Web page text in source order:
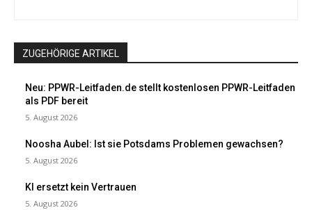
ZUGEHÖRIGE ARTIKEL
Neu: PPWR-Leitfaden.de stellt kostenlosen PPWR-Leitfaden
als PDF bereit
5. August 2026
Noosha Aubel: Ist sie Potsdams Problemen gewachsen?
5. August 2026
KI ersetzt kein Vertrauen
5. August 2026